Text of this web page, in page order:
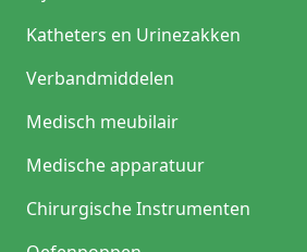
Katheters en Urinezakken
Verbandmiddelen
Medisch meubilair
Medische apparatuur
Chirurgische Instrumenten